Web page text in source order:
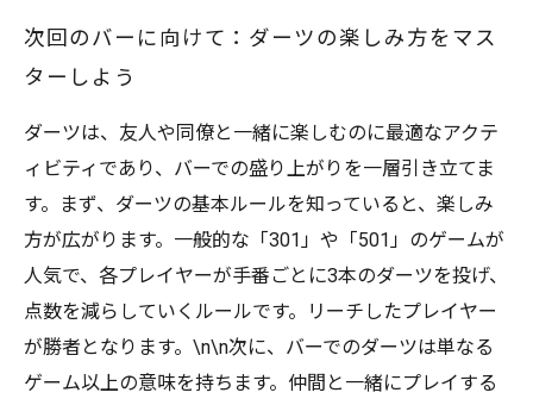
次回のバーに向けて：ダーツの楽しみ方をマス
ターしよう
ダーツは、友人や同僚と一緒に楽しむのに最適なアクテ
ィビティであり、バーでの盛り上がりを一層引き立てま
す。まず、ダーツの基本ルールを知っていると、楽しみ
方が広がります。一般的な「301」や「501」のゲームが
人気で、各プレイヤーが手番ごとに3本のダーツを投げ、
点数を減らしていくルールです。リーチしたプレイヤー
が勝者となります。\n\n次に、バーでのダーツは単なる
ゲーム以上の意味を持ちます。仲間と一緒にプレイする